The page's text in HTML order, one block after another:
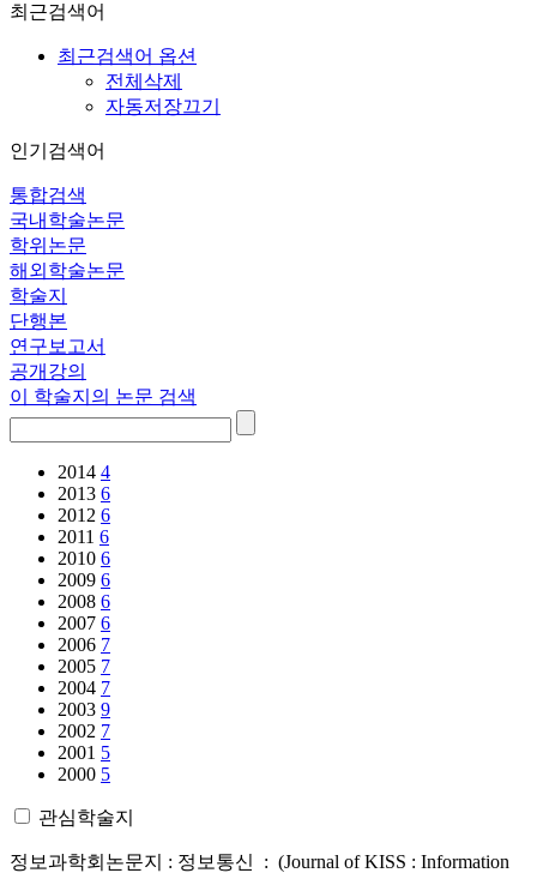
최근검색어
최근검색어 옵션
전체삭제
자동저장끄기
인기검색어
통합검색
국내학술논문
학위논문
해외학술논문
학술지
단행본
연구보고서
공개강의
이 학술지의 논문 검색
2014 4
2013 6
2012 6
2011 6
2010 6
2009 6
2008 6
2007 6
2006 7
2005 7
2004 7
2003 9
2002 7
2001 5
2000 5
관심학술지
정보과학회논문지 : 정보통신 : (Journal of KISS : Information